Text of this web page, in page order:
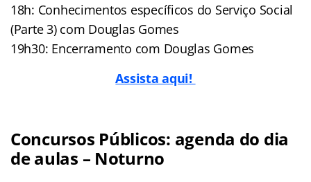
18h: Conhecimentos específicos do Serviço Social
(Parte 3) com Douglas Gomes
19h30: Encerramento com Douglas Gomes
Assista aqui!
Concursos Públicos: agenda do dia
de aulas – Noturno